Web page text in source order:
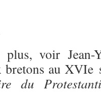
voir Jean-
bretons au
du